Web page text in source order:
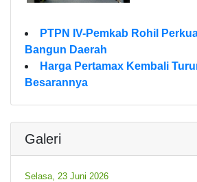
PTPN IV-Pemkab Rohil
Bangun Daerah
Harga Pertamax Kembali
Besarannya
Galeri
Selasa, 23 Juni 2026